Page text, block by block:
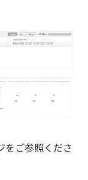
をご参照くださ